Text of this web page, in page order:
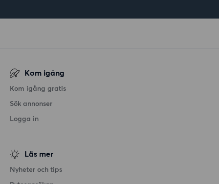
Kom igång
Kom igång gratis
Sök annonser
Logga in
Läs mer
Nyheter och tips